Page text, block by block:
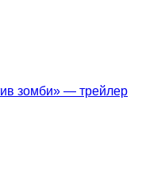
зомби» — трейлер